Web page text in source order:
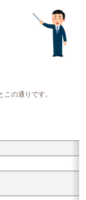
の通りです。